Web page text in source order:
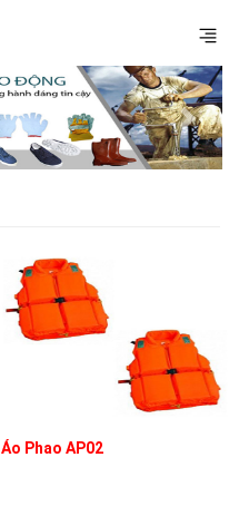
Next
Áo Phao AP02